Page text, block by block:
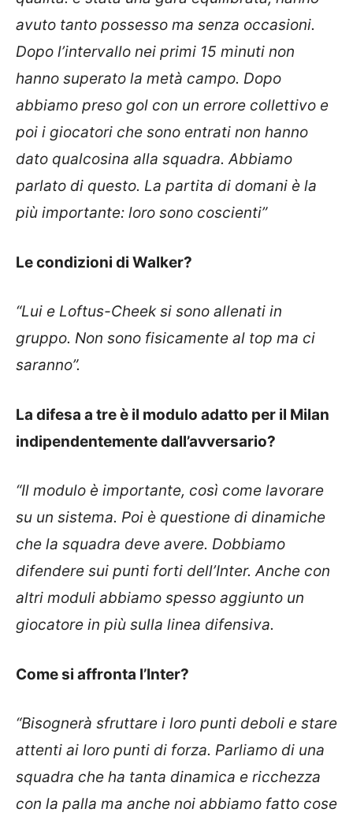
avuto tanto possesso ma senza occasioni.
Dopo l’intervallo nei primi 15 minuti non
hanno superato la metà campo. Dopo
abbiamo preso gol con un errore collettivo e
poi i giocatori che sono entrati non hanno
dato qualcosina alla squadra. Abbiamo
parlato di questo. La partita di domani è la
più importante: loro sono coscienti”
Le condizioni di Walker?
“Lui e Loftus-Cheek si sono allenati in
gruppo. Non sono fisicamente al top ma ci
saranno”.
La difesa a tre è il modulo adatto per il Milan
indipendentemente dall’avversario?
“Il modulo è importante, così come lavorare
su un sistema. Poi è questione di dinamiche
che la squadra deve avere. Dobbiamo
difendere sui punti forti dell’Inter. Anche con
altri moduli abbiamo spesso aggiunto un
giocatore in più sulla linea difensiva.
Come si affronta l’Inter?
“Bisognerà sfruttare i loro punti deboli e stare
attenti ai loro punti di forza. Parliamo di una
squadra che ha tanta dinamica e ricchezza
con la palla ma anche noi abbiamo fatto cose